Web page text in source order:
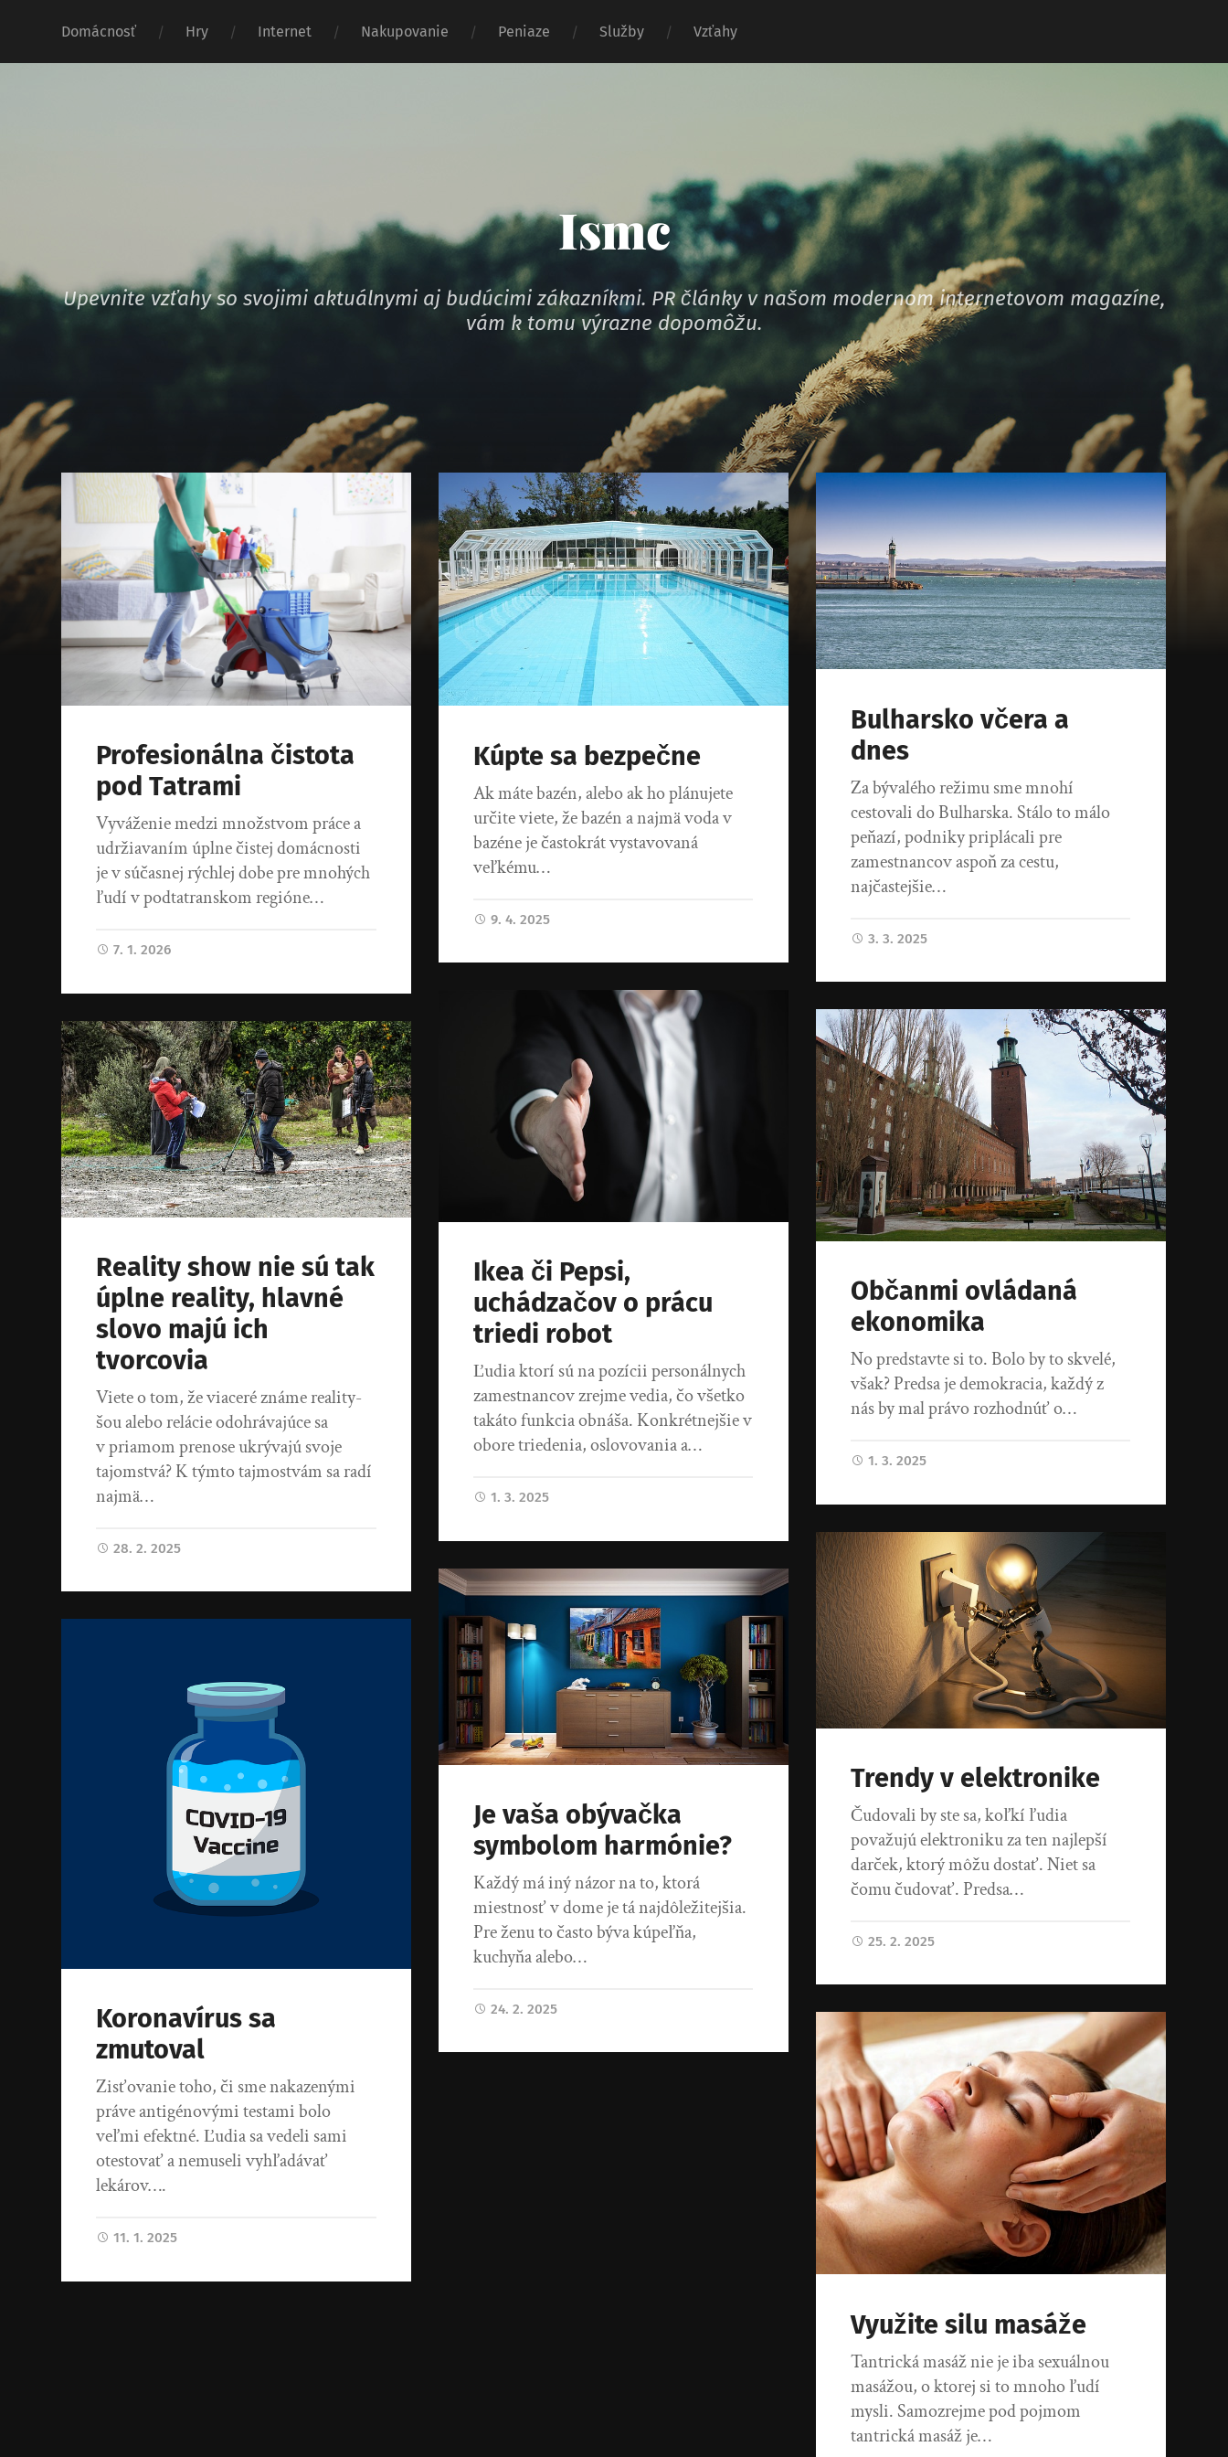
Domácnosť Hry Internet Nakupovanie Peniaze Služby Vzťahy
Ismc
Upevnite vzťahy so svojimi aktuálnymi aj budúcimi zákazníkmi. PR články v našom modernom internetovom magazíne,
vám k tomu výrazne dopomôžu.
Profesionálna čistota
pod Tatrami
Vyváženie medzi množstvom práce a
udržiavaním úplne čistej domácnosti
je v súčasnej rýchlej dobe pre mnohých
ľudí v podtatranskom regióne…
7. 1. 2026
Kúpte sa bezpečne
Ak máte bazén, alebo ak ho plánujete
určite viete, že bazén a najmä voda v
bazéne je častokrát vystavovaná
veľkému…
9. 4. 2025
Bulharsko včera a
dnes
Za bývalého režimu sme mnohí
cestovali do Bulharska. Stálo to málo
peňazí, podniky priplácali pre
zamestnancov aspoň za cestu,
najčastejšie…
3. 3. 2025
Ikea či Pepsi,
uchádzačov o prácu
triedi robot
Ľudia ktorí sú na pozícii personálnych
zamestnancov zrejme vedia, čo všetko
takáto funkcia obnáša. Konkrétnejšie v
obore triedenia, oslovovania a…
1. 3. 2025
Občanmi ovládaná
ekonomika
No predstavte si to. Bolo by to skvelé,
však? Predsa je demokracia, každý z
nás by mal právo rozhodnúť o…
1. 3. 2025
Reality show nie sú tak
úplne reality, hlavné
slovo majú ich
tvorcovia
Viete o tom, že viaceré známe reality-
šou alebo relácie odohrávajúce sa
v priamom prenose ukrývajú svoje
tajomstvá? K týmto tajmostvám sa radí
najmä…
28. 2. 2025
Trendy v elektronike
Čudovali by ste sa, koľkí ľudia
považujú elektroniku za ten najlepší
darček, ktorý môžu dostať. Niet sa
čomu čudovať. Predsa…
25. 2. 2025
Je vaša obývačka
symbolom harmónie?
Každý má iný názor na to, ktorá
miestnosť v dome je tá najdôležitejšia.
Pre ženu to často býva kúpeľňa,
kuchyňa alebo…
24. 2. 2025
Koronavírus sa
zmutoval
Zisťovanie toho, či sme nakazenými
práve antigénovými testami bolo
veľmi efektné. Ľudia sa vedeli sami
otestovať a nemuseli vyhľadávať
lekárov….
11. 1. 2025
Využite silu masáže
Tantrická masáž nie je iba sexuálnou
masážou, o ktorej si to mnoho ľudí
mysli. Samozrejme pod pojmom
tantrická masáž je…